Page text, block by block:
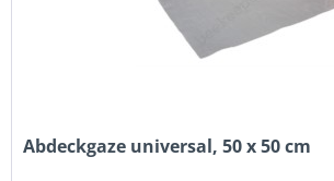
Abdeckgaze universal, 50 x 50 cm